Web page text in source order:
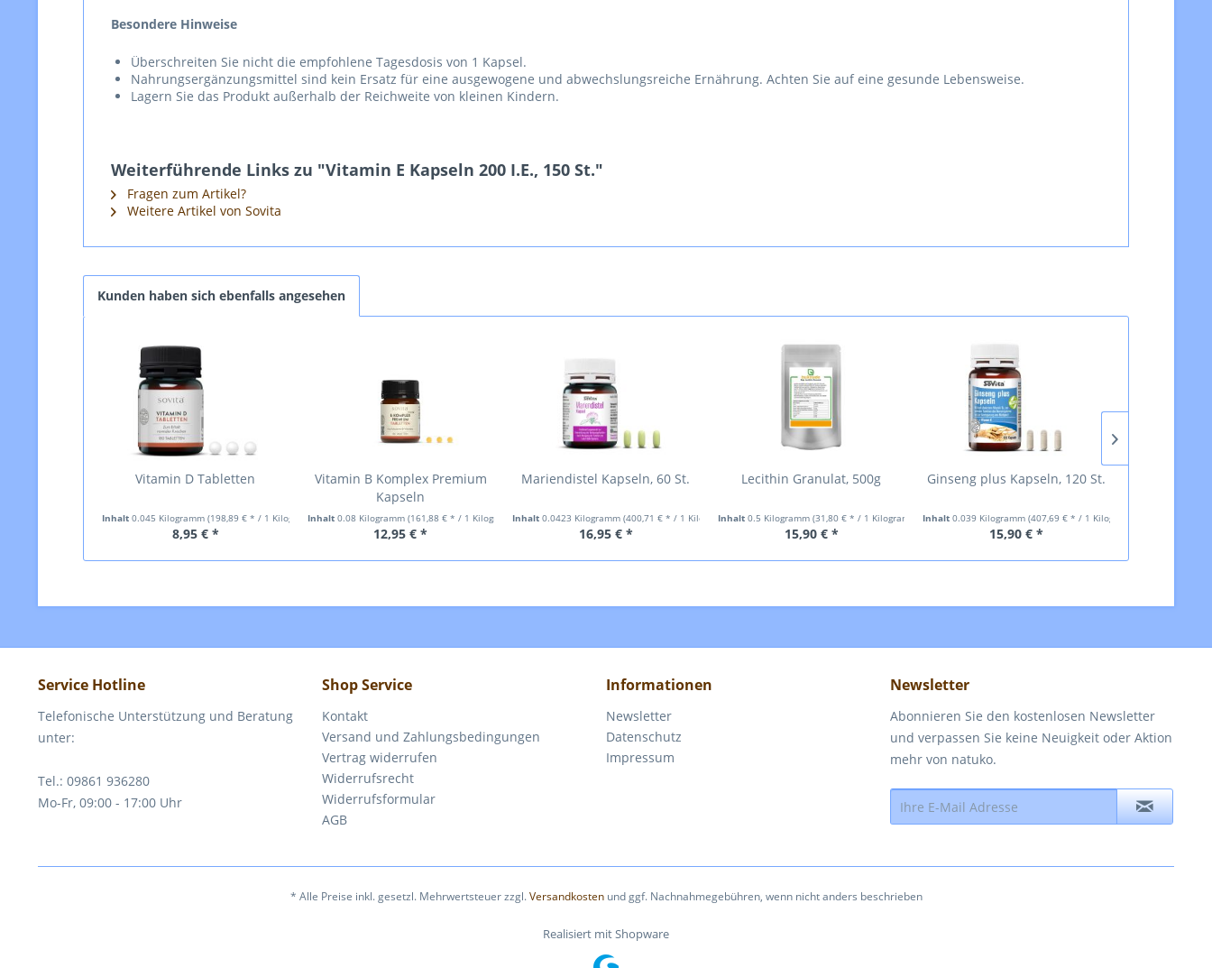
Besondere Hinweise
Überschreiten Sie nicht die empfohlene Tagesdosis von 1 Kapsel.
Nahrungsergänzungsmittel sind kein Ersatz für eine ausgewogene und abwechslungsreiche Ernährung. Achten Sie auf eine gesunde Lebensweise.
Lagern Sie das Produkt außerhalb der Reichweite von kleinen Kindern.
Weiterführende Links zu "Vitamin E Kapseln 200 I.E., 150 St."
Fragen zum Artikel?
Weitere Artikel von Sovita
Kunden haben sich ebenfalls angesehen
Vitamin D Tabletten
Inhalt 0.045 Kilogramm (198,89 € * / 1 Kilogramm)
8,95 € *
Vitamin B Komplex Premium
Kapseln
Inhalt 0.08 Kilogramm (161,88 € * / 1 Kilogramm)
12,95 € *
Mariendistel Kapseln, 60 St.
Inhalt0.0423 Kilogramm(400,71 € * / 1 Kilogramm)
16,95 € *
Lecithin Granulat, 500g
Inhalt 0.5 Kilogramm (31,80 € * / 1 Kilogramm)
15,90 € *
Ginseng plus Kapseln, 120 St.
Inhalt0.039 Kilogramm(407,69 € * / 1 Kilogramm)
15,90 € *
Service Hotline
Telefonische Unterstützung und Beratung
unter:
Tel.: 09861 936280
Mo-Fr, 09:00 - 17:00 Uhr
Shop Service
Kontakt
Versand und Zahlungsbedingungen
Vertrag widerrufen
Widerrufsrecht
Widerrufsformular
AGB
Informationen
Newsletter
Datenschutz
Impressum
Newsletter
Abonnieren Sie den kostenlosen Newsletter
und verpassen Sie keine Neuigkeit oder Aktion
mehr von natuko.
* Alle Preise inkl. gesetzl. Mehrwertsteuer zzgl.Versandkostenund ggf. Nachnahmegebühren, wenn nicht anders beschrieben
Realisiert mit Shopware